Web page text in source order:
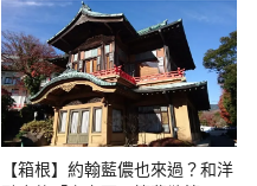
【箱根】約翰藍儂也來過？和洋